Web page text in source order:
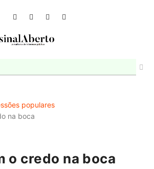
populares
na boca
o credo na boca